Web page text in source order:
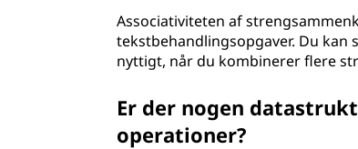
Associativiteten af
tekstbehandlingsopgaver. Du
nyttigt, når du kombinerer flere
Er der nogen
operationer?